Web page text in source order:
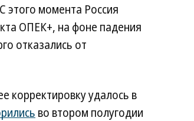
этого момента Россия
ОПЕК+, на фоне падения
отказались от
корректировку удалось в
во втором полугодии